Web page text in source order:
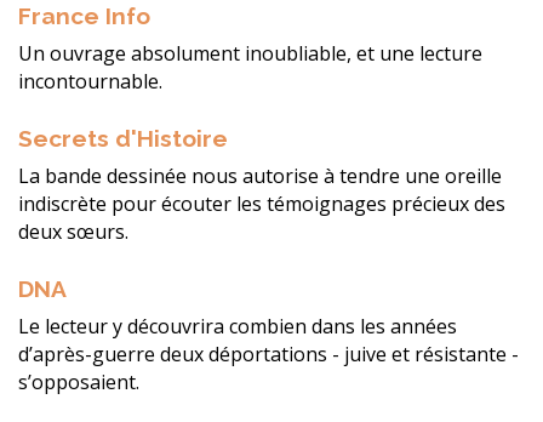
France Info
Un ouvrage absolument inoubliable, et une lecture
incontournable.
Secrets d'Histoire
La bande dessinée nous autorise à tendre une oreille
indiscrète pour écouter les témoignages précieux des
deux sœurs.
DNA
Le lecteur y découvrira combien dans les années
d’après-guerre deux déportations - juive et résistante -
s’opposaient.